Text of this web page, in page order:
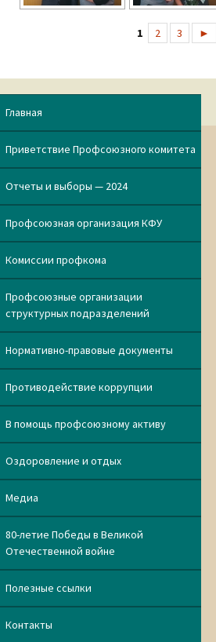
1 2 3 ►
Главная
Приветствие Профсоюзного комитета
Отчеты и выборы — 2024
Профсоюзная организация КФУ
Комиссии профкома
Профсоюзные организации
структурных подразделений
Нормативно-правовые документы
Противодействие коррупции
В помощь профсоюзному активу
Оздоровление и отдых
Медиа
80-летие Победы в Великой
Отечественной войне
Полезные ссылки
Контакты